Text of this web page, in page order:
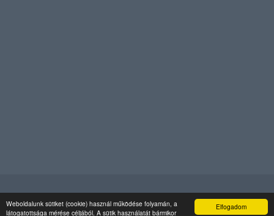
Elfogadom
Weboldalunk sütiket (cookie) használ működése folyamán, a
látogatottsága mérése céljából. A sütik használatát bármikor
© Copyright Kajdacs Község . All Rights Reserved